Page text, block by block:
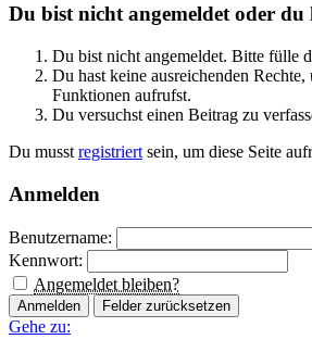
Du bist nicht angemeldet oder du
Du bist nicht angemeldet. Bitte fülle
Du hast keine ausreichenden
Funktionen aufrufst.
Du versuchst einen Beitrag zu
Du musst registriert sein, um diese Seite
Anmelden
Benutzername:
Kennwort:
Angemeldet bleiben?
Gehe zu: